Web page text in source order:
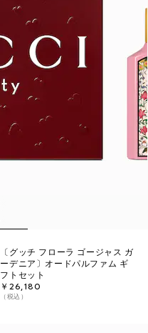
〔グッチ フローラ ゴージャス ガ
ーデニア〕オードパルファム ギ
フトセット
￥26,180
（税込）